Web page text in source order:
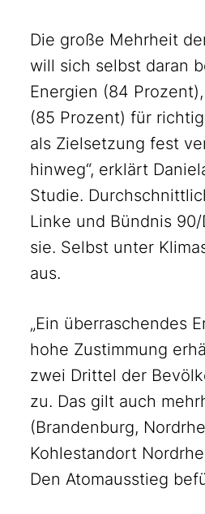
Die große Mehrheit
will sich selbst daran
Energien (84
(85 Prozent) für
als Zielsetzung fest
hinweg“, erklärt
Studie.
Linke und Bündnis
sie. Selbst unter
aus.
„Ein überraschendes
hohe Zustimmung
zwei Drittel der
zu. Das gilt auch
(Brandenburg,
Kohlestandort
Den Atomausstieg